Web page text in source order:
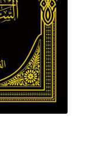
سبد خرید
قوانین و مقررات